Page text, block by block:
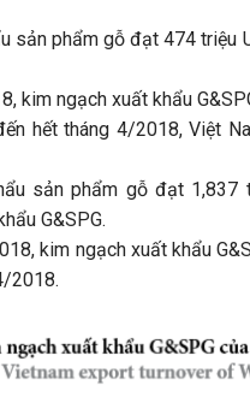
sản phẩm gỗ đạt 474 triệu
kim ngạch xuất khẩu
hết tháng 4/2018, Việt
sản phẩm gỗ đạt
G&SPG.
kim ngạch xuất khẩu
2018.